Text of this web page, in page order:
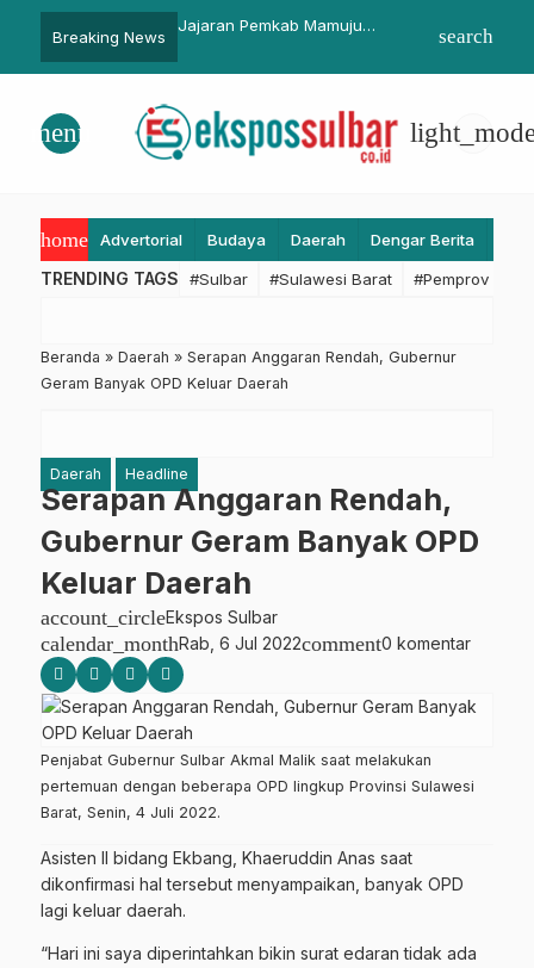
Breaking News
Informasi
Jajaran Pemkab Mamuju
Target Delapan
search
menu
home Advertorial Budaya Daerah Dengar Berita
TRENDING TAGS #Sulbar #Sulawesi Barat #Pemprov
Beranda » Daerah » Serapan Anggaran Rendah, Gubernur
Geram Banyak OPD Keluar Daerah
Daerah Headline
Serapan Anggaran Rendah,
Gubernur Geram Banyak OPD
Keluar Daerah
account_circleEkspos Sulbar
calendar_monthRab, 6 Jul 2022comment0 komentar
Penjabat Gubernur Sulbar Akmal Malik saat melakukan
pertemuan dengan beberapa OPD lingkup Provinsi Sulawesi
Barat, Senin, 4 Juli 2022.
Asisten II bidang Ekbang, Khaeruddin Anas saat
dikonfirmasi hal tersebut menyampaikan, banyak OPD
lagi keluar daerah.
“Hari ini saya diperintahkan bikin surat edaran tidak ada